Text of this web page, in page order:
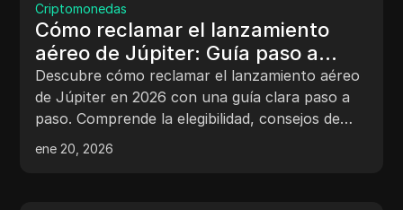
Criptomonedas
Cómo reclamar el lanzamiento
aéreo de Júpiter: Guía paso a
paso para 2026
Descubre cómo reclamar el lanzamiento aéreo
de Júpiter en 2026 con una guía clara paso a
paso. Comprende la elegibilidad, consejos de
seguridad, tokenómica y herramientas
inteligentes para maximizar las recompensas.
ene 20, 2026